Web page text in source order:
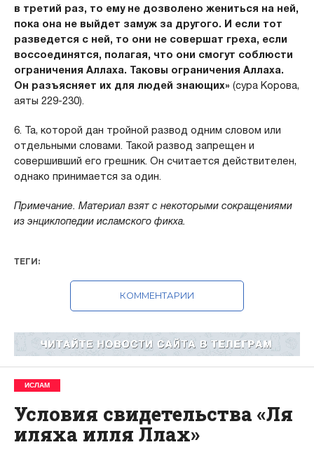
в третий раз, то ему не дозволено жениться на ней,
пока она не выйдет замуж за другого. И если тот
разведется с ней, то они не совершат греха, если
воссоединятся, полагая, что они смогут соблюсти
ограничения Аллаха. Таковы ограничения Аллаха.
Он разъясняет их для людей знающих» (сура Корова,
аяты 229-230).
6. Та, которой дан тройной развод одним словом или
отдельными словами. Такой развод запрещен и
совершивший его грешник. Он считается действителен,
однако принимается за один.
Примечание. Материал взят с некоторыми сокращениями
из энциклопедии исламского фикха.
ТЕГИ:
КОММЕНТАРИИ
ИСЛАМ
Условия свидетельства «Ля
иляха илля Ллах»